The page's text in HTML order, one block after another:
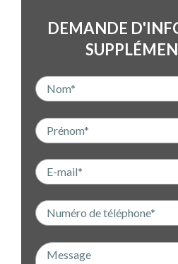
DEMANDE